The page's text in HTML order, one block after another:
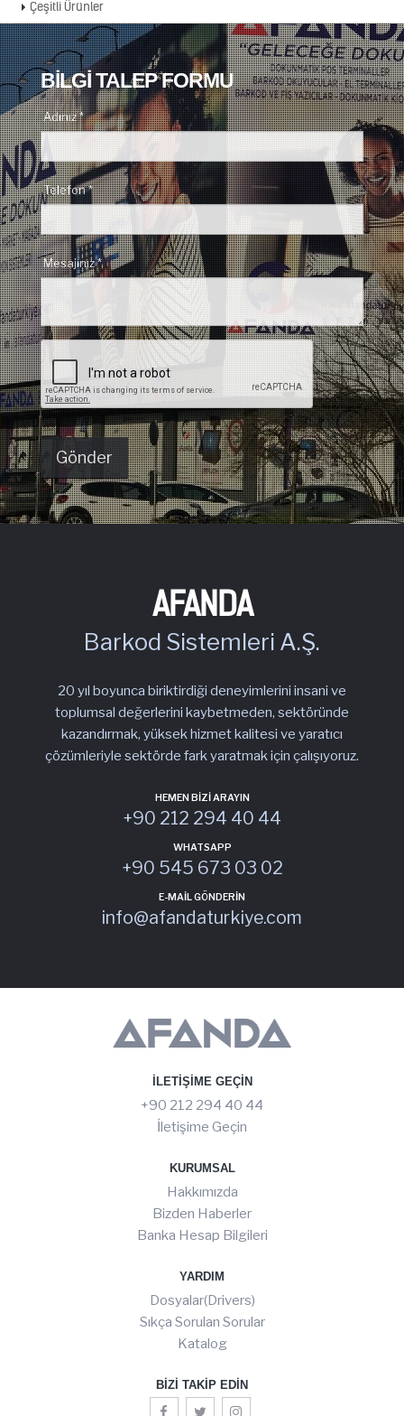
Çeşitli Ürünler
BİLGİ TALEP FORMU
Adınız *
Telefon *
Mesajınız *
AFANDA
Barkod Sistemleri A.Ş.
20 yıl boyunca biriktirdiği deneyimlerini insani ve
toplumsal değerlerini kaybetmeden, sektöründe
kazandırmak, yüksek hizmet kalitesi ve yaratıcı
çözümleriyle sektörde fark yaratmak için çalışıyoruz.
HEMEN BIZI ARAYIN
+90 212 294 40 44
WHATSAPP
+90 545 673 03 02
E-MAIL GÖNDERIN
info@afandaturkiye.com
İLETIŞIME GEÇIN
+90 212 294 40 44
İletişime Geçin
KURUMSAL
Hakkımızda
Bizden Haberler
Banka Hesap Bilgileri
YARDIM
Dosyalar(Drivers)
Sıkça Sorulan Sorular
Katalog
BIZI TAKIP EDIN